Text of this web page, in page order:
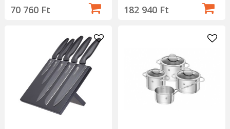
70 760 Ft 182 940 Ft